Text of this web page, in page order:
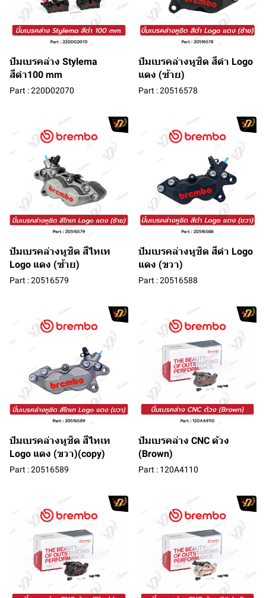
ปัมเบรคล่าง Stylema
สีดำ100 mm
Part : 220D02070
ปัมเบรคล่างหูชิด สีดำ Logo
แดง (ซ้าย)
Part : 20516578
ปัมเบรคล่างหูชิด สีไทเท
Logo แดง (ซ้าย)
Part : 20516579
ปัมเบรคล่างหูชิด สีดำ Logo
แดง (ขวา)
Part : 20516588
ปัมเบรคล่างหูชิด สีไทเท
Logo แดง (ขวา)(copy)
Part : 20516589
ปัมเบรคล่าง CNC ด้วง
(Brown)
Part : 120A4110